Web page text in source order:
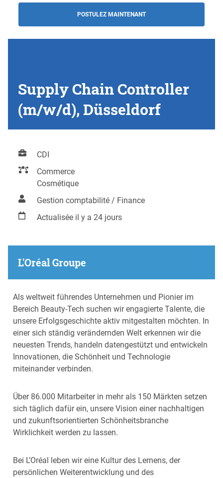
POSTULEZ MAINTENANT
Supply Chain Controller
(m/w/d), Düsseldorf
CDI
Commerce
Cosmétique
Gestion comptabilité / Finance
Actualisée il y a 24 jours
L'Oréal Groupe
Als weltweit führendes Unternehmen und Pionier im
Bereich Beauty-Tech suchen wir engagierte Talente, die
unsere Erfolgsgeschichte aktiv mitgestalten möchten. In
einer sich ständig verändernden Welt erkennen wir die
neuesten Trends, handeln datengestützt und entwickeln
Innovationen, die Schönheit und Technologie
miteinander verbinden.
Über 86.000 Mitarbeiter in mehr als 150 Märkten setzen
sich täglich dafür ein, unsere Vision einer nachhaltigen
und zukunftsorientierten Schönheitsbranche
Wirklichkeit werden zu lassen.
Bei L’Oréal leben wir eine Kultur des Lernens, der
persönlichen Weiterentwicklung und des